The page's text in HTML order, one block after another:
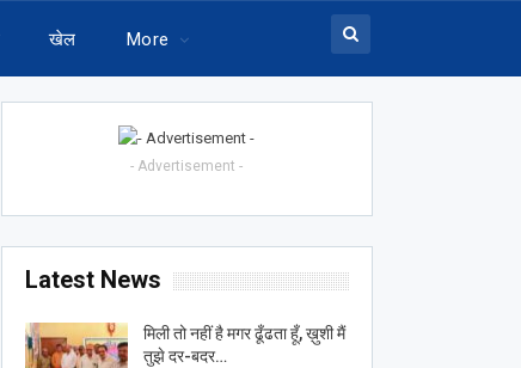
खेल More
- Advertisement -
Latest News
मिली तो नहीं है मगर ढूँढता हूँ, ख़ुशी मैं
तुझे दर-बदर…